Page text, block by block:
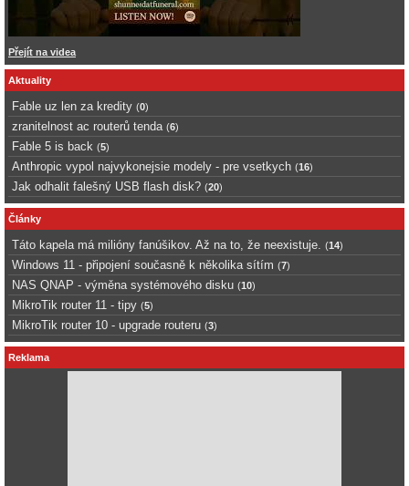
Přejít na videa
Aktuality
Fable uz len za kredity (0)
zranitelnost ac routerů tenda (6)
Fable 5 is back (5)
Anthropic vypol najvykonejsie modely - pre vsetkych (16)
Jak odhalit falešný USB flash disk? (20)
Články
Táto kapela má milióny fanúšikov. Až na to, že neexistuje. (14)
Windows 11 - připojení současně k několika sítím (7)
NAS QNAP - výměna systémového disku (10)
MikroTik router 11 - tipy (5)
MikroTik router 10 - upgrade routeru (3)
Reklama